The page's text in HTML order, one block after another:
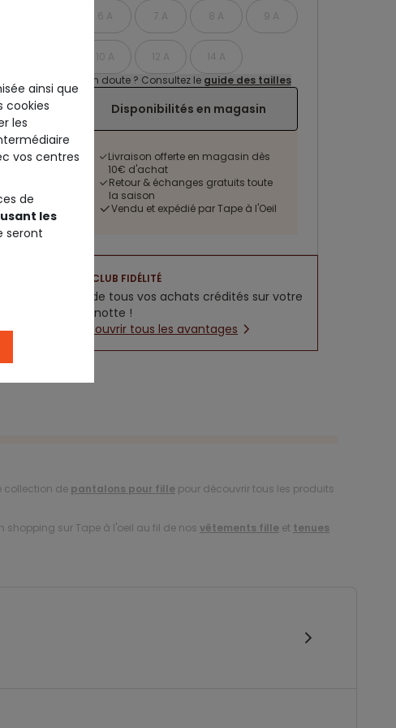
6 A 7 A 8 A 9 A
10 A 12 A
14 A
Un doute ? Consultez le guide des tailles
Disponibilités en magasin
Livraison offerte en magasin dès
10€ d'achat
Retour & échanges gratuits toute
la saison
Vendu et expédié par Tape à l'Oeil
CLUB FIDÉLITÉ
5% de tous vos achats crédités sur votre
cagnotte !
Découvrir tous les avantages
collection de pantalons pour fille pour découvrir tous les produits
shopping sur Tape à l'oeil au fil de nos vêtements fille et tenues
ainsi que
cookies
les
vos centres
de
les
seront